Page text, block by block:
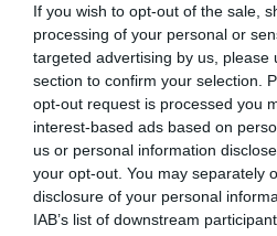
If you wish to opt-out of the sale,
processing of your personal or
targeted advertising by us, please
section to confirm your selection.
opt-out request is processed you
interest-based ads based on
us or personal information
your opt-out. You may separately
disclosure of your personal
IAB’s list of downstream
Ένα άγαλμα έχει
από μια γυναίκα. Οι
θάβονται γυναίκες και
περισσότερο τους θεούς
τις θνητές γυναίκες και